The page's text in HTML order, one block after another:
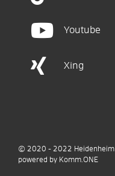
Youtube
Xing
© 2020 - 2022 Heidenheim
powered by Komm.ONE